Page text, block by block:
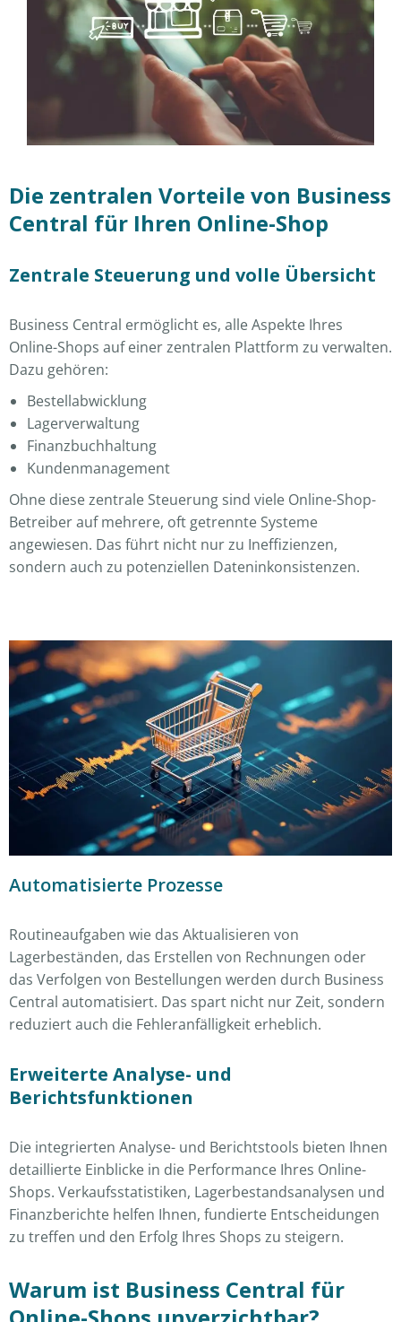
Die zentralen Vorteile von Business
Central für Ihren Online-Shop
Zentrale Steuerung und volle Übersicht
Business Central ermöglicht es, alle Aspekte Ihres
Online-Shops auf einer zentralen Plattform zu verwalten.
Dazu gehören:
Bestellabwicklung
Lagerverwaltung
Finanzbuchhaltung
Kundenmanagement
Ohne diese zentrale Steuerung sind viele Online-Shop-
Betreiber auf mehrere, oft getrennte Systeme
angewiesen. Das führt nicht nur zu Ineffizienzen,
sondern auch zu potenziellen Dateninkonsistenzen.
Automatisierte Prozesse
Routineaufgaben wie das Aktualisieren von
Lagerbeständen, das Erstellen von Rechnungen oder
das Verfolgen von Bestellungen werden durch Business
Central automatisiert. Das spart nicht nur Zeit, sondern
reduziert auch die Fehleranfälligkeit erheblich.
Erweiterte Analyse- und
Berichtsfunktionen
Die integrierten Analyse- und Berichtstools bieten Ihnen
detaillierte Einblicke in die Performance Ihres Online-
Shops. Verkaufsstatistiken, Lagerbestandsanalysen und
Finanzberichte helfen Ihnen, fundierte Entscheidungen
zu treffen und den Erfolg Ihres Shops zu steigern.
Warum ist Business Central für